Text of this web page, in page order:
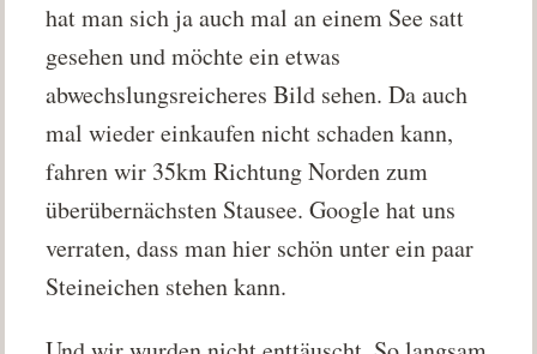
hat man sich ja auch mal an einem See satt
gesehen und möchte ein etwas
abwechslungsreicheres Bild sehen. Da auch
mal wieder einkaufen nicht schaden kann,
fahren wir 35km Richtung Norden zum
überübernächsten Stausee. Google hat uns
verraten, dass man hier schön unter ein paar
Steineichen stehen kann.